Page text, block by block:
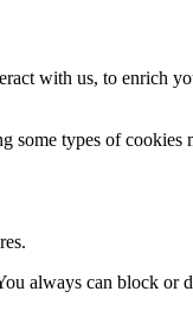
with us, to enrich
types of
always can block or